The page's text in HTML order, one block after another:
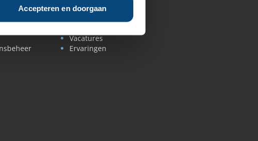
Accepteren en doorgaan
Experts aan het woord
Vacatures
Ervaringen